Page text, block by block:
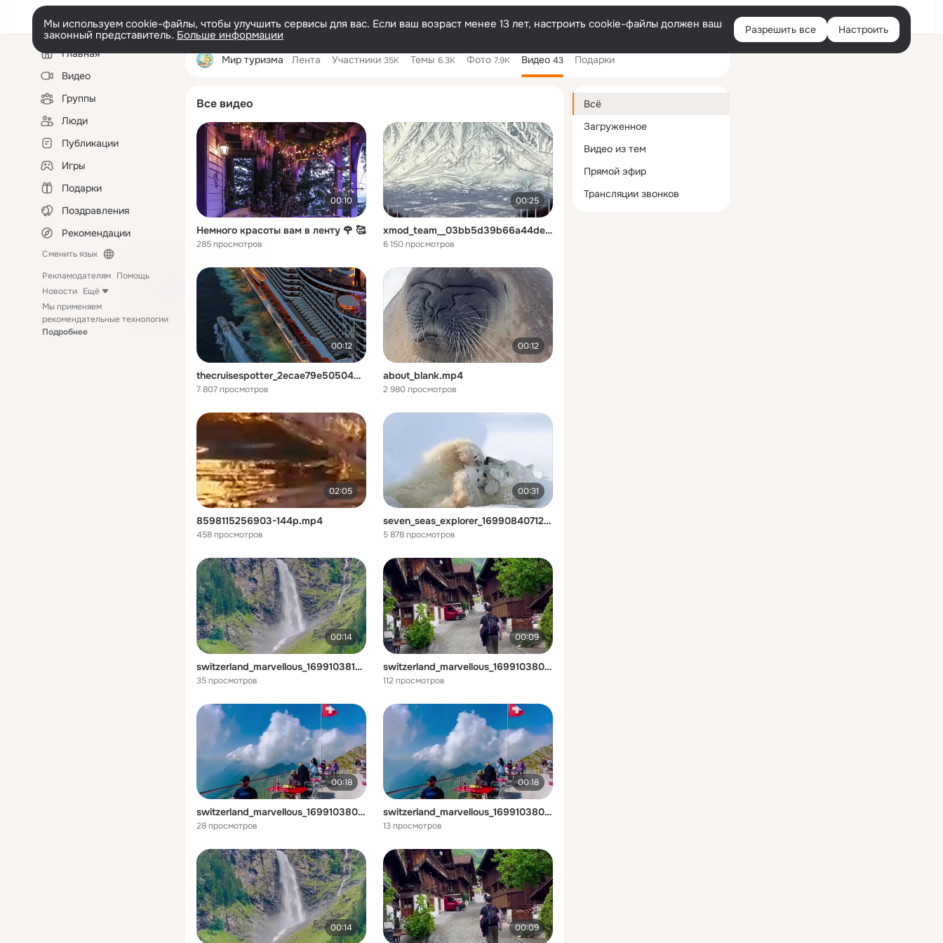
Войти
Мы используем cookie-файлы, чтобы улучшить сервисы для вас. Если ваш возраст менее 13 лет, настроить cookie-файлы должен ваш
законный представитель. Больше информации Разрешить все Настроить
Левая
колонкаГлавная
Видео
Группы
Люди
Публикации
Игры
Подарки
Поздравления
Рекомендации
Сменить язык
Рекламодателям Помощь
Новости Ещё
Мы применяем
рекомендательные технологии
Подробнее
Мир туризма Лента Участники 35K Темы 6.3K Фото 7.9K Видео 43 Подарки
Все видео
00:10
Немного красоты вам в ленту 🌹 🥰
285 просмотров
00:25
xmod_team__03bb5d39b66a44de9f65399b9f81eabd.mp4
6 150 просмотров
00:12
thecruisespotter_2ecae79e50504d459415588480ae283e.mp4
7 807 просмотров
00:12
about_blank.mp4
2 980 просмотров
02:05
8598115256903-144p.mp4
458 просмотров
00:31
seven_seas_explorer_1699084071250.mp4
5 878 просмотров
00:14
switzerland_marvellous_1699103810164.mp4
35 просмотров
00:09
switzerland_marvellous_1699103808503.mp4
112 просмотров
00:18
switzerland_marvellous_1699103804103.mp4
28 просмотров
00:18
switzerland_marvellous_1699103804103.mp4
13 просмотров
00:14 00:09
Дополнительная
колонка
Всё
Загруженное
Видео из тем
Прямой эфир
Трансляции звонков